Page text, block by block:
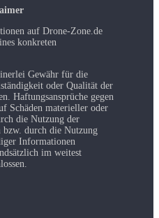
auf Drone-Zone.de
konkreten
Gewähr für die
oder Qualität der
Haftungsansprüche gegen
Schäden materieller oder
die Nutzung der
bzw. durch die Nutzung
Informationen
im weitest